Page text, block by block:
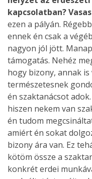
kapcsolatban?
ezen a pályán.
ennek én csak a
nagyon jól jött.
támogatás. Nehéz
hogy bizony, annak
természetesnek
én szaktanácsot
hiszen nekem van
én tudom
amiért én sokat
bizony ára van. Ez
kötöm össze a
konkrét erdei